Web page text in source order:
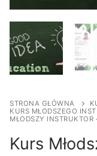
STRONA GŁÓWNA
KURS MŁODSZEGO
MŁODSZY
Kurs